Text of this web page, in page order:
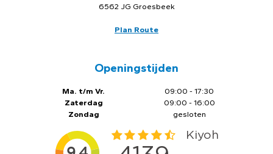
6562 JG Groesbeek
Plan Route
Openingstijden
Ma. t/m Vr.
Zaterdag
Zondag
09:00 - 17:30
09:00 - 16:00
gesloten